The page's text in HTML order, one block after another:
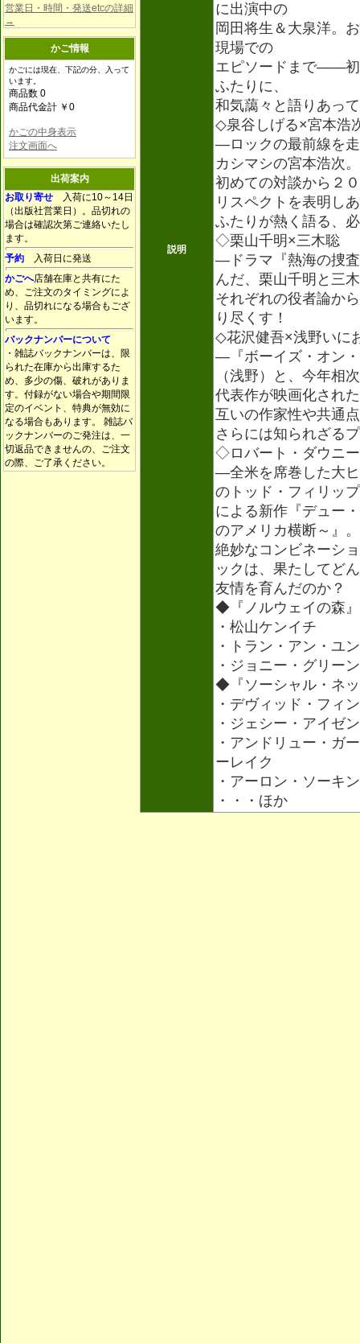
営業日・時間・発送etcの詳細
→
かご情報
かごには現在、下記の分、入って
います。
商品数 0
商品代金計 ￥0
かごの中身表示
注文画面へ
出荷案内
お取り寄せ 入荷に10～14日
（出版社営業日）。品切れの
場合は確認次第ご連絡いたし
ます。
予約 入荷日に発送
かごへ店舗在庫と共有にた
め、ご注文のタイミングによ
り、品切れになる場合もござ
います。
バックナンバーについて
・雑誌バックナンバーは、限
られた在庫から出庫するた
め、多少の傷、破れがありま
す。付録がない場合や期間限
定のイベント、特典が無効に
なる場合もあります。 雑誌バ
ックナンバーのご発注は、一
切返品できませんの、ご注文
の際、ご了承ください。
説明
に出演中の
岡田将生＆大泉洋。
現場での
エピソードまで――初
ふたりに、
和気藹々と語りあっ
◇泉谷しげる×宮本浩
―ロックの最前線を
カシマシの宮本浩次。
初めての対談から２
リスペクトを表明し
ふたりが熱く語る、
◇栗山千明×三木聡
―ドラマ『熱海の捜
んだ、栗山千明と三
それぞれの役者論か
り尽くす！
◇花沢健吾×浅野いに
―『ボーイズ・オン
（浅野）と、今年相
代表作が映画化され
互いの作家性や共通
さらには知られざる
◇ロバート・ダウニ
―全米を席巻した大
のトッド・フィリッ
による新作『デュー
のアメリカ横断～』。
絶妙なコンビネーシ
ックは、果たしてど
友情を育んだのか？
◆『ノルウェイの森』
・松山ケンイチ
・トラン・アン・ユ
・ジョニー・グリー
◆『ソーシャル・ネ
・デヴィッド・フィ
・ジェシー・アイゼ
・アンドリュー・ガ
ーレイク
・アーロン・ソーキ
・・・ほか